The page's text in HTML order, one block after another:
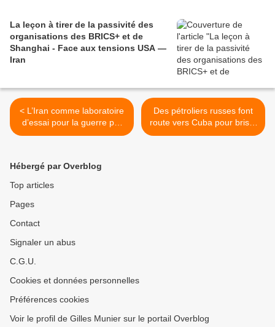
La leçon à tirer de la passivité des
organisations des BRICS+ et de
Shanghai - Face aux tensions USA —
Iran
< L’Iran comme laboratoire
d’essai pour la guerre par
IA
Des pétroliers russes font
route vers Cuba pour briser
le blocus américain >
Hébergé par Overblog
Top articles
Pages
Contact
Signaler un abus
C.G.U.
Cookies et données personnelles
Préférences cookies
Voir le profil de Gilles Munier sur le portail Overblog